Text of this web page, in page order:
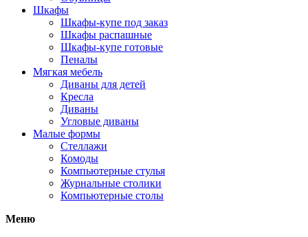
Шкафы
Шкафы-купе под заказ
Шкафы распашные
Шкафы-купе готовые
Пеналы
Мягкая мебель
Диваны для детей
Кресла
Диваны
Угловые диваны
Малые формы
Стеллажи
Комоды
Компьютерные стулья
Журнальные столики
Компьютерные столы
Меню